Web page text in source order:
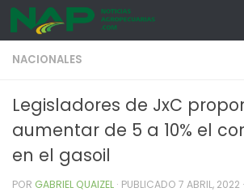
Skip to content
NACIONALES
Legisladores de JxC
aumentar de 5 a 10% el
en el gasoil
POR GABRIEL QUAIZEL · PUBLICADO 7 ABRIL, 2022